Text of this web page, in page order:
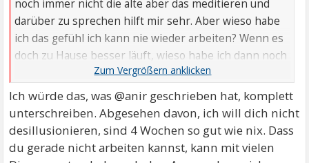
noch immer nicht die alte aber das meditieren und
darüber zu sprechen hilft mir sehr. Aber wieso habe
ich das gefühl ich kann nie wieder arbeiten? Wenn es
doch zu Hause besser läuft, wieso habe ich dann noch
immer keine Lust darauf? Ich meine jeder hat mal
einen anschiss zu anrbeiten das weiss ich auch
vorallem wenn es stressig ist aber da bin ich auch
immer gegangen. Vielleicht rede ich mir das alles auch
nur ein... Keine Ahnung aber es macht mich
wahnsinnig. Verstehst du was ich meine? Ich habe
Ich würde das, was @anir geschrieben hat, komplett
unterschreiben. Abgesehen davon, ich will dich nicht
desillusionieren, sind 4 Wochen so gut wie nix. Dass
du gerade nicht arbeiten kannst, kann mit vielen